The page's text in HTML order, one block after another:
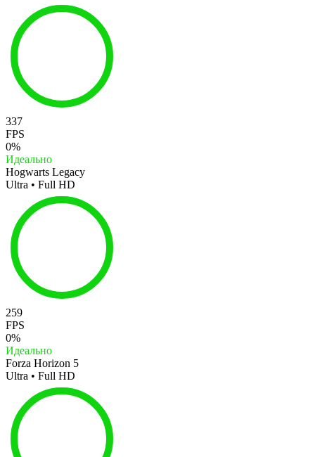
337
FPS
0%
Идеально
Hogwarts Legacy
Ultra • Full HD
259
FPS
0%
Идеально
Forza Horizon 5
Ultra • Full HD